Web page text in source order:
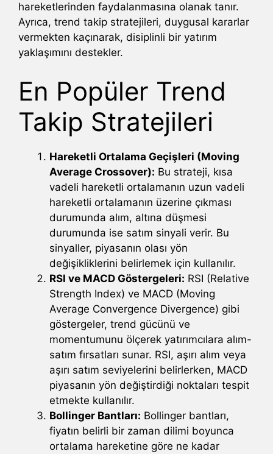
hareketlerinden faydalanmasına olanak tanır.
Ayrıca, trend takip stratejileri, duygusal kararlar
vermekten kaçınarak, disiplinli bir yatırım
yaklaşımını destekler.
En Popüler Trend
Takip Stratejileri
Hareketli Ortalama Geçişleri (Moving
Average Crossover): Bu strateji, kısa
vadeli hareketli ortalamanın uzun vadeli
hareketli ortalamanın üzerine çıkması
durumunda alım, altına düşmesi
durumunda ise satım sinyali verir. Bu
sinyaller, piyasanın olası yön
değişikliklerini belirlemek için kullanılır.
RSI ve MACD Göstergeleri: RSI (Relative
Strength Index) ve MACD (Moving
Average Convergence Divergence) gibi
göstergeler, trend gücünü ve
momentumunu ölçerek yatırımcılara alım-
satım fırsatları sunar. RSI, aşırı alım veya
aşırı satım seviyelerini belirlerken, MACD
piyasanın yön değiştirdiği noktaları tespit
etmekte kullanılır.
Bollinger Bantları: Bollinger bantları,
fiyatın belirli bir zaman dilimi boyunca
ortalama hareketine göre ne kadar